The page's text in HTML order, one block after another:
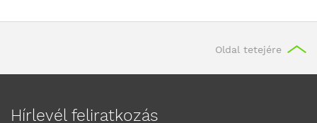
Oldal tetejére
Hírlevél feliratkozás